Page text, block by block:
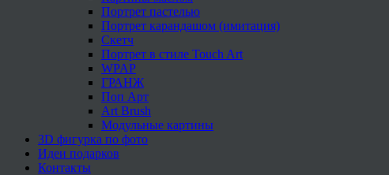
Портрет пастелью
Портрет карандашом (имитация)
Скетч
Портрет в стиле Touch Art
WPAP
ГРАНЖ
Поп Арт
Art Brush
Модульные картины
3D фигурка по фото
Идеи подарков
Контакты